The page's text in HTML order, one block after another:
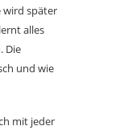
wird später
alles
Die
und wie
mit jeder